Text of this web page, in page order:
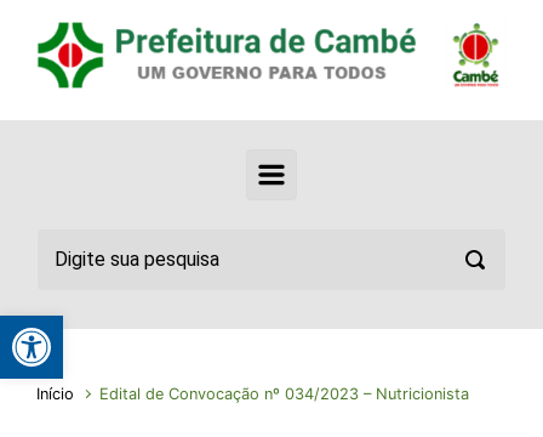
Início Edital de Convocação nº 034/2023 – Nutricionista
Abrir a barra de ferramentas